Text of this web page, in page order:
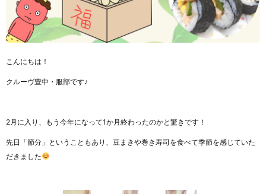
こんにちは！
クルーヴ豊中・服部です♪
2月に入り、もう今年になって1か月終わったのかと驚きです！
先日「節分」ということもあり、豆まきや巻き寿司を食べて季節を感じていた
だきました